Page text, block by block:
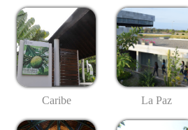
Caribe La Paz